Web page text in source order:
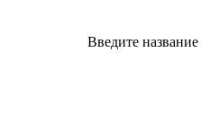
Введите название